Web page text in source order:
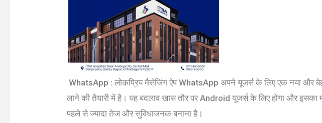
WhatsApp : लोकप्रिय मैसेजिंग ऐप WhatsApp अपने यूजर्स के लिए एक नया और
लाने की तैयारी में है। यह बदलाव खास तौर पर Android यूजर्स के लिए होगा और
पहले से ज्यादा तेज और सुविधाजनक बनाना है।